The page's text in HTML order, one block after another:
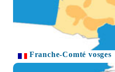
Franche-Comté vosges